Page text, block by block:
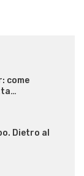
come
Dietro al